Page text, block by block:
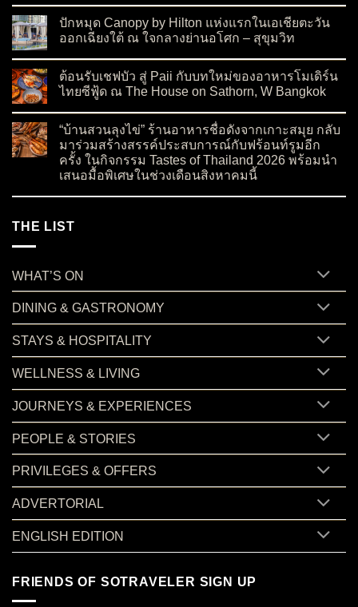
ปักหมุด Canopy by Hilton แห่งแรกในเอเชียตะวัน
ออกเฉียงใต้ ณ ใจกลางย่านอโศก – สุขุมวิท
ต้อนรับเชฟบัว สู่ Paii กับบทใหม่ของอาหารโมเดิร์น
ไทยซีฟู้ด ณ The House on Sathorn, W Bangkok
“บ้านสวนลุงไข่” ร้านอาหารชื่อดังจากเกาะสมุย กลับ
มาร่วมสร้างสรรค์ประสบการณ์กับฟร้อนท์รูมอีก
ครั้ง ในกิจกรรม Tastes of Thailand 2026 พร้อมนำ
เสนอมื้อพิเศษในช่วงเดือนสิงหาคมนี้
THE LIST
WHAT’S ON
DINING & GASTRONOMY
STAYS & HOSPITALITY
WELLNESS & LIVING
JOURNEYS & EXPERIENCES
PEOPLE & STORIES
PRIVILEGES & OFFERS
ADVERTORIAL
ENGLISH EDITION
FRIENDS OF SOTRAVELER SIGN UP